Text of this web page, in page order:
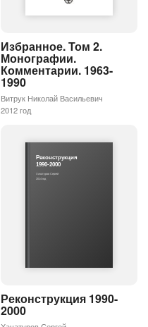
Избранное. Том 2.
Монографии.
Комментарии. 1963-
1990
Витрук Николай Васильевич
2012 год
Реконструкция
1990-2000
Хачатуров Сергей
2014 год
Реконструкция 1990-
2000